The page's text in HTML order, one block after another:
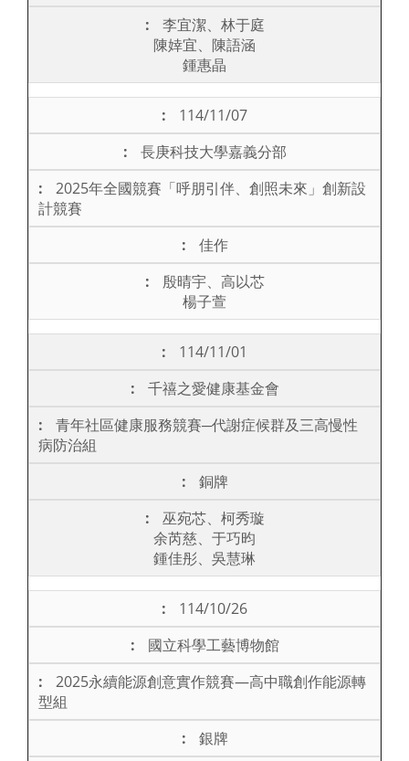
李宜潔、林于庭
陳婞宜、陳語涵
鍾惠晶
114/11/07
長庚科技大學嘉義分部
2025年全國競賽「呼朋引伴、創照未來」創新設
計競賽
佳作
殷晴宇、高以芯
楊子萱
114/11/01
千禧之愛健康基金會
青年社區健康服務競賽─代謝症候群及三高慢性
病防治組
銅牌
巫宛芯、柯秀璇
余芮慈、于巧昀
鍾佳彤、吳慧琳
114/10/26
國立科學工藝博物館
2025永續能源創意實作競賽—高中職創作能源轉
型組
銀牌